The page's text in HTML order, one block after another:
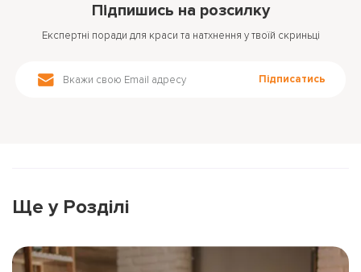
Підпишись на розсилку
Підписатись
Експертні поради для краси та натхнення у твоїй скриньці
Ще у Розділі